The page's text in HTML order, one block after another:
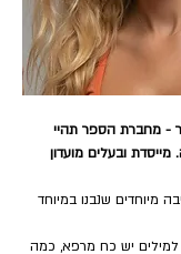
- מחברת הספר תהיי
ובעלים מועדון
מיוחדים שנבנו במיוחד
יש כח מרפא, כמה